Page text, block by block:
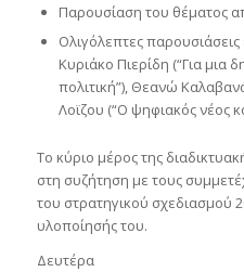
Παρουσίαση του θέματος
Ολιγόλεπτες
Κυριάκο Πιερίδη (“Για μια
πολιτική”), Θεανώ
Λοϊζου (“Ο ψηφιακός νέος
Το κύριο μέρος της
στη συζήτηση με τους
του στρατηγικού σχεδιασμού
υλοποίησής του.
Δευτέρα